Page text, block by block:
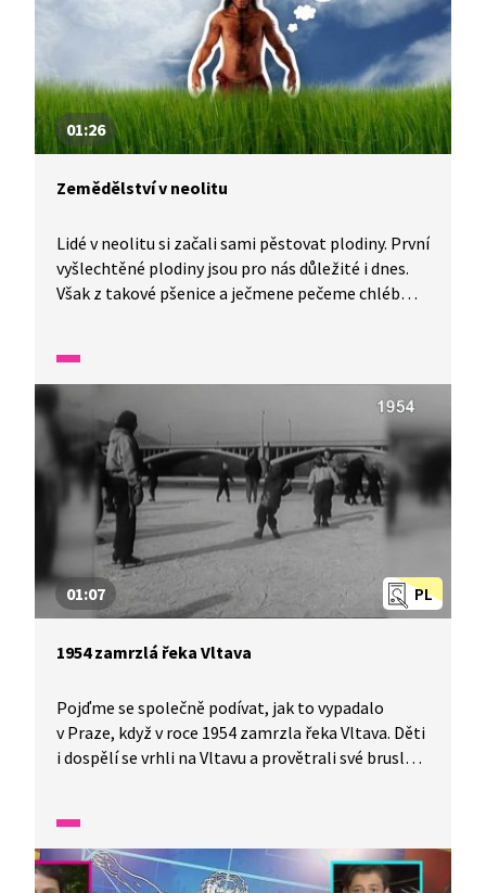
01:26
Zemědělství v neolitu
Lidé v neolitu si začali sami pěstovat plodiny. První
vyšlechtěné plodiny jsou pro nás důležité i dnes.
Však z takové pšenice a ječmene pečeme chléb
nebylo možné žádné maso skladovat, proto se
zvířata vykrmovala až do té doby, než bylo
potřeba maso.
PL
01:07
1954 zamrzlá řeka Vltava
Pojďme se společně podívat, jak to vypadalo
v Praze, když v roce 1954 zamrzla řeka Vltava. Děti
i dospělí se vrhli na Vltavu a provětrali své brusle.